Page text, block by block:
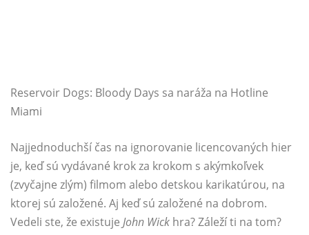
Reservoir Dogs: Bloody Days sa naráža na Hotline
Miami
Najjednoduchší čas na ignorovanie licencovaných hier
je, keď sú vydávané krok za krokom s akýmkoľvek
(zvyčajne zlým) filmom alebo detskou karikatúrou, na
ktorej sú založené. Aj keď sú založené na dobrom.
Vedeli ste, že existuje John Wick hra? Záleží ti na tom?